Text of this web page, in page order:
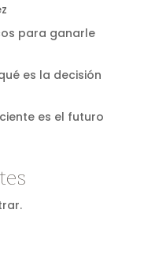
para ganarle
es la decisión
es el futuro